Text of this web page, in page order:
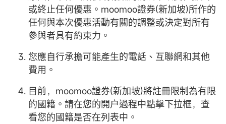
或終止任何優惠。moomoo證券(新加坡)所作的
任何與本次優惠活動有關的調整或決定對所有
參與者具有約束力。
您應自行承擔可能產生的電話、互聯網和其他
費用。
目前，moomoo證券(新加坡)將註冊限制為有限
的國籍。請在您的開户過程中點擊下拉框，查
看您的國籍是否在列表中。